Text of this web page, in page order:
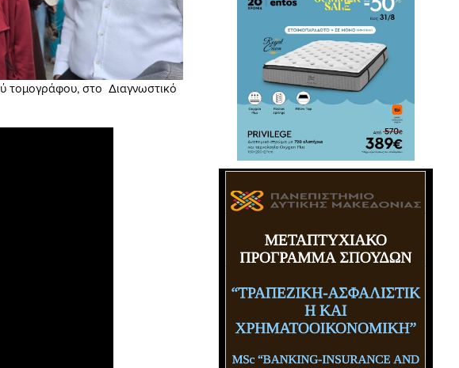
τομογράφου, στο Διαγνωστικό